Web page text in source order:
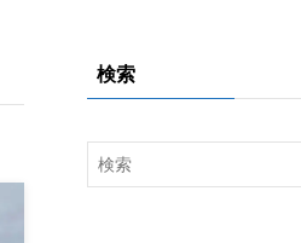
検索